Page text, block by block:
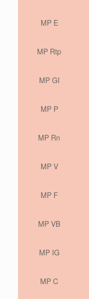
MP E
MP Rtp
MP GI
MP P
MP Rn
MP V
MP F
MP VB
MP IG
MP C